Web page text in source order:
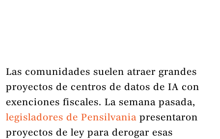
Las comunidades suelen atraer grandes
proyectos de centros de datos de IA con
exenciones fiscales. La semana pasada,
legisladores de Pensilvania presentaron
proyectos de ley para derogar esas